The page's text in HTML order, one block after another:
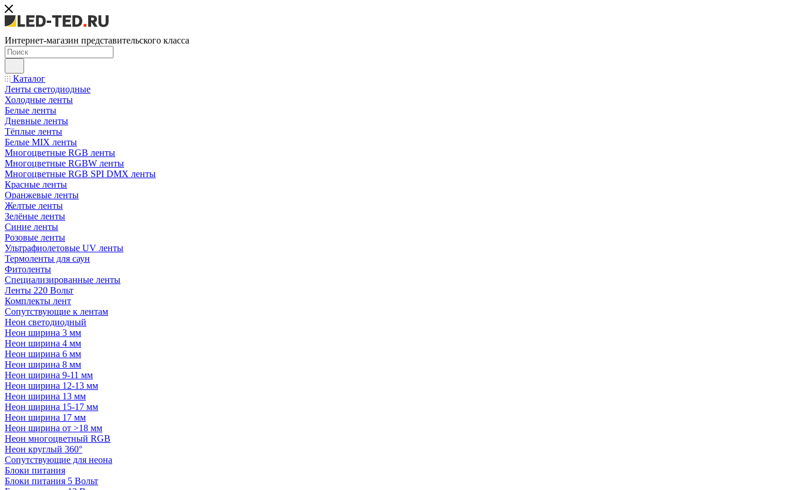
Интернет-магазин представительского класса
Каталог
Ленты светодиодные
Холодные ленты
Белые ленты
Дневные ленты
Тёплые ленты
Белые MIX ленты
Многоцветные RGB ленты
Многоцветные RGBW ленты
Многоцветные RGB SPI DMX ленты
Красные ленты
Оранжевые ленты
Желтые ленты
Зелёные ленты
Синие ленты
Розовые ленты
Ультрафиолетовые UV ленты
Термоленты для саун
Фитоленты
Специализированные ленты
Ленты 220 Вольт
Комплекты лент
Сопутствующие к лентам
Неон светодиодный
Неон ширина 3 мм
Неон ширина 4 мм
Неон ширина 6 мм
Неон ширина 8 мм
Неон ширина 9-11 мм
Неон ширина 12-13 мм
Неон ширина 13 мм
Неон ширина 15-17 мм
Неон ширина 17 мм
Неон ширина от >18 мм
Неон многоцветный RGB
Неон круглый 360°
Сопутствующие для неона
Блоки питания
Блоки питания 5 Вольт